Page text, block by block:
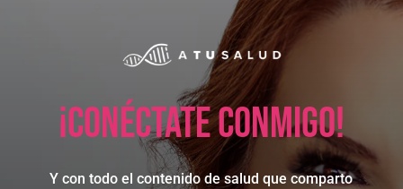
¡Conéctate conmigo!
Y con todo el contenido de salud que comparto